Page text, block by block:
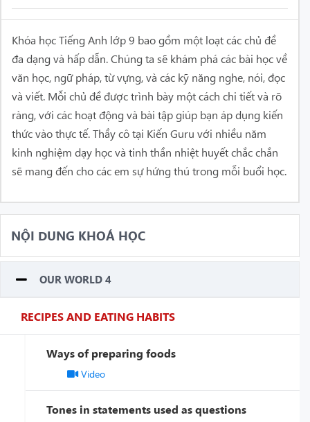
Khóa học Tiếng Anh lớp 9 bao gồm một loạt các chủ đề
đa dạng và hấp dẫn. Chúng ta sẽ khám phá các bài học về
văn học, ngữ pháp, từ vựng, và các kỹ năng nghe, nói, đọc
và viết. Mỗi chủ đề được trình bày một cách chi tiết và rõ
ràng, với các hoạt động và bài tập giúp bạn áp dụng kiến
thức vào thực tế. Thầy cô tại Kiến Guru với nhiều năm
kinh nghiệm dạy học và tinh thần nhiệt huyết chắc chắn
sẽ mang đến cho các em sự hứng thú trong mỗi buổi học.
NỘI DUNG KHOÁ HỌC
OUR WORLD 4
RECIPES AND EATING HABITS
Ways of preparing foods
Video
Tones in statements used as questions